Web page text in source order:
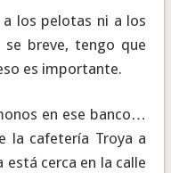
los pelotas ni a los
se breve, tengo que
es importante.
en ese banco…
la cafetería Troya a
está cerca en la calle